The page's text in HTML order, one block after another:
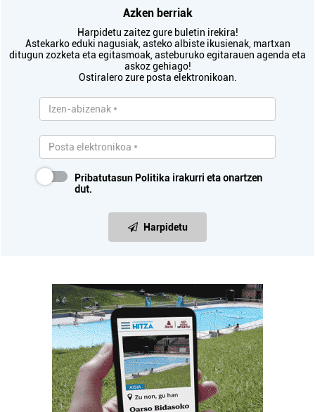
Azken berriak
Harpidetu zaitez gure buletin irekira!
Astekarko eduki nagusiak, asteko albiste ikusienak, martxan
ditugun zozketa eta egitasmoak, asteburuko egitarauen agenda eta
askoz gehiago!
Ostiralero zure posta elektronikoan.
Pribatutasun Politika irakurri eta onartzen
dut.
Harpidetu